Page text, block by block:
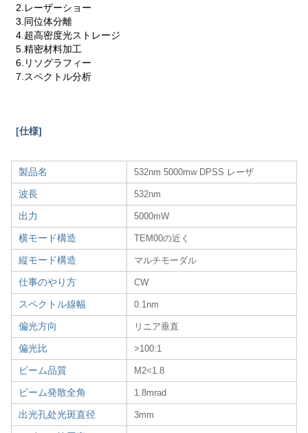
2.レーザーショー
3.同位体分離
4.超高密度光ストレージ
5.精密材料加工
6.リソグラフィー
7.スペクトル分析
[仕様]
製品名 532nm 5000mw DPSS レーザ
波長 532nm
出力 5000mW
横モード構造 TEM00の近く
縦モード構造 マルチモーダル
仕事のやり方 CW
スペクトル線幅 0.1nm
偏光方向 リニア垂直
偏光比 >100:1
ビーム品質 M2<1.8
ビーム発散全角 1.8mrad
出光孔处光斑直径 3mm